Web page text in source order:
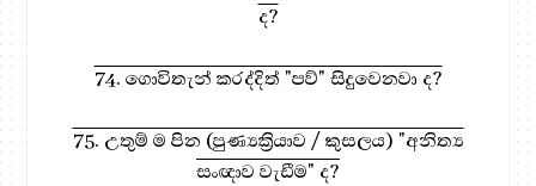
ද?
74. ගොවිතැන් කරද්දිත් "පව්" සිදුවෙනවා ද?
75. උතුම් ම පින (පුණ්‍යක්‍රියාව / කුසලය) "අනිත්‍ය
සංඥාව වැඩීම" ද?